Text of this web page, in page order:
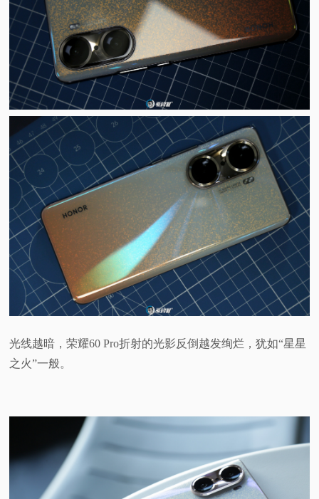
光线越暗，荣耀60 Pro折射的光影反倒越发绚烂，犹如“星星
之火”一般。